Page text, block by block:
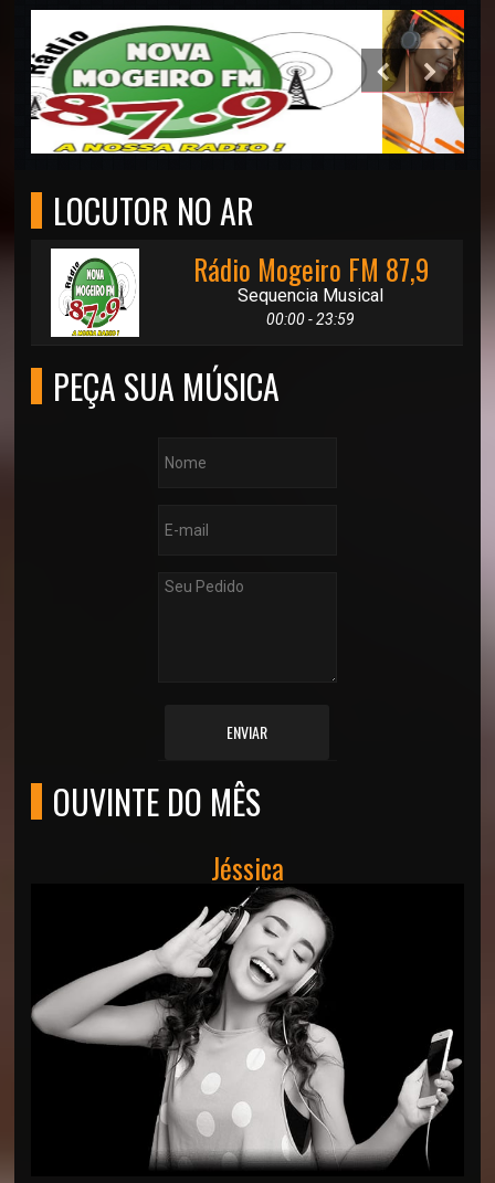
LOCUTOR NO AR
Rádio Mogeiro FM 87,9
Sequencia Musical
00:00 - 23:59
PEÇA SUA MÚSICA
ENVIAR
OUVINTE DO MÊS
Jéssica